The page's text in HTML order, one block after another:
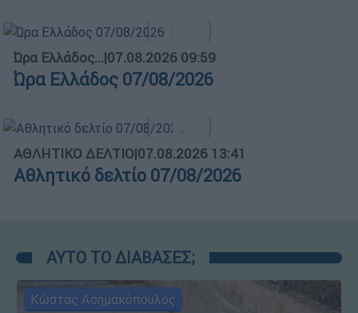
Ώρα Ελλάδος...|07.08.2026 09:59
Ώρα Ελλάδος 07/08/2026
ΑΘΛΗΤΙΚΟ ΔΕΛΤΙΟ|07.08.2026 13:41
Αθλητικό δελτίο 07/08/2026
ΑΥΤΟ ΤΟ ΔΙΑΒΑΣΕΣ;
Κώστας Ασημακόπουλος